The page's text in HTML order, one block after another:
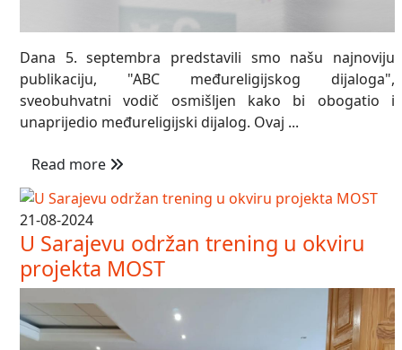
Dana 5. septembra predstavili smo našu najnoviju
publikaciju, "ABC međureligijskog dijaloga",
sveobuhvatni vodič osmišljen kako bi obogatio i
unaprijedio međureligijski dijalog. Ovaj ...
Read more
21-08-2024
U Sarajevu održan trening u okviru
projekta MOST